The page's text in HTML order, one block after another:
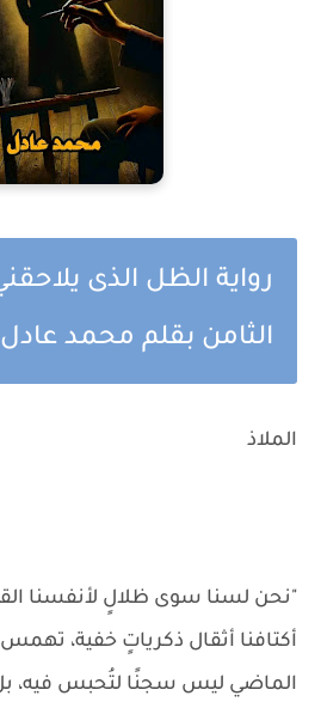
رواية الظل الذى
الثامن بقلم محمد عادل
الملاذ
"نحن لسنا سوى ظلالٍ لأنفسنا
أكتافنا أثقال ذكرياتٍ خفية،
الماضي ليس سجنًا لتُحبس فيه،